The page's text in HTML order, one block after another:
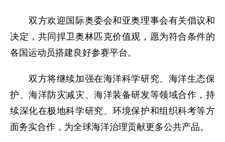
双方欢迎国际奥委会和亚奥理事会有关倡议和
决定，共同捍卫奥林匹克价值观，愿为符合条件的
各国运动员搭建良好参赛平台。
双方将继续加强在海洋科学研究、海洋生态保
护、海洋防灾减灾、海洋装备研发等领域合作，持
续深化在极地科学研究、环境保护和组织科考等方
面务实合作，为全球海洋治理贡献更多公共产品。